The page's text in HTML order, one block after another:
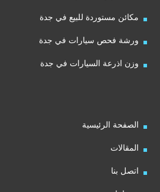
مكائن مستوردة للبيع في جدة
ورشة فحص سيارات في جدة
وزن اذرعة السيارات في جدة
الصفحة الرئيسية
المقالات
اتصل بنا